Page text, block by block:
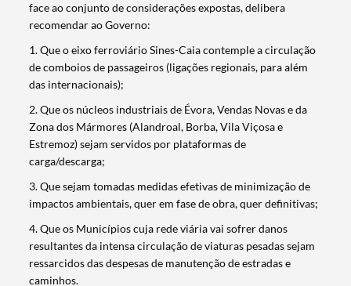
Termo de Pesquisa
Categorias gerais
Filtros
face ao conjunto de considerações expostas, delibera
recomendar ao Governo:
1. Que o eixo ferroviário Sines-Caia contemple a circulação
de comboios de passageiros (ligações regionais, para além
das internacionais);
2. Que os núcleos industriais de Évora, Vendas Novas e da
Zona dos Mármores (Alandroal, Borba, Vila Viçosa e
Estremoz) sejam servidos por plataformas de
carga/descarga;
3. Que sejam tomadas medidas efetivas de minimização de
impactos ambientais, quer em fase de obra, quer definitivas;
4. Que os Municípios cuja rede viária vai sofrer danos
resultantes da intensa circulação de viaturas pesadas sejam
ressarcidos das despesas de manutenção de estradas e
caminhos.